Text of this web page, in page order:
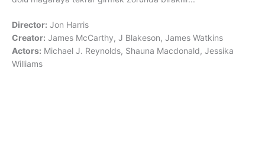
Director: Jon Harris
Creator: James McCarthy, J Blakeson, James Watkins
Actors: Michael J. Reynolds, Shauna Macdonald, Jessika
Williams